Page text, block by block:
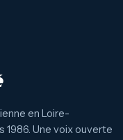
en Loire-
1986. Une voix ouverte